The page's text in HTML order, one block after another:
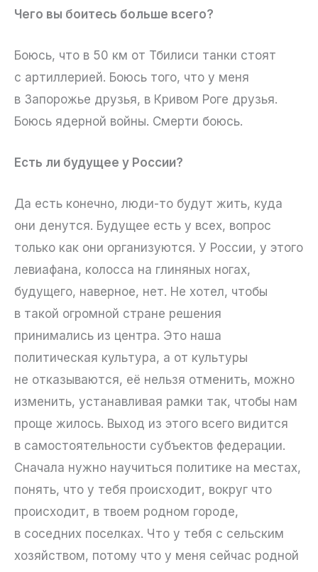
Чего вы боитесь больше всего?
Боюсь, что в 50 км от Тбилиси танки стоят
с артиллерией. Боюсь того, что у меня
в Запорожье друзья, в Кривом Роге друзья.
Боюсь ядерной войны. Смерти боюсь.
Есть ли будущее у России?
Да есть конечно, люди-то будут жить, куда
они денутся. Будущее есть у всех, вопрос
только как они организуются. У России, у этого
левиафана, колосса на глиняных ногах,
будущего, наверное, нет. Не хотел, чтобы
в такой огромной стране решения
принимались из центра. Это наша
политическая культура, а от культуры
не отказываются, её нельзя отменить, можно
изменить, устанавливая рамки так, чтобы нам
проще жилось. Выход из этого всего видится
в самостоятельности субъектов федерации.
Сначала нужно научиться политике на местах,
понять, что у тебя происходит, вокруг что
происходит, в твоем родном городе,
в соседних поселках. Что у тебя с сельским
хозяйством, потому что у меня сейчас родной